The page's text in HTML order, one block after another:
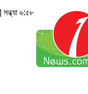
সন্ধ্যা ৬:৫৮